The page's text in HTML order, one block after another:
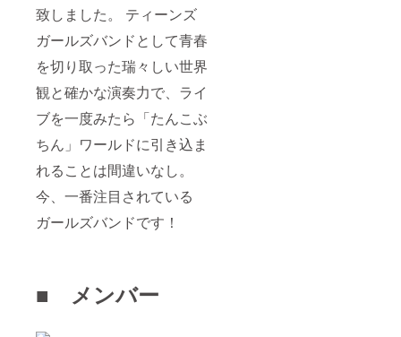
致しました。 ティーンズ
ガールズバンドとして青春
を切り取った瑞々しい世界
観と確かな演奏力で、ライ
ブを一度みたら「たんこぶ
ちん」ワールドに引き込ま
れることは間違いなし。
今、一番注目されている
ガールズバンドです！
■ メンバー